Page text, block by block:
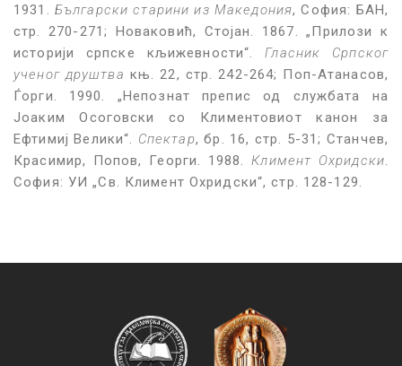
1931. Български старини из Македония, София: БАН,
стр. 270-271; Новаковић, Стојан. 1867. „Прилози к
историји српске кљижевности“.Гласник Српског
ученог друштва књ. 22, стр. 242-264; Поп-Атанасов,
Ѓорги. 1990. „Непознат препис од службата на
Јоаким Осоговски со Климентовиот канон за
Ефтимиј Велики“. Спектар, бр. 16, стр. 5-31; Станчев,
Красимир, Попов, Георги. 1988.Климент Охридски
София: УИ „Св. Климент Охридски“, стр. 128-129.